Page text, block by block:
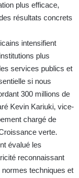
plus efficace,
résultats concrets
intensifient
plus
services publics et
si nous
300 millions de
Kevin Kariuki, vice-
chargé de
verte.
évalué les
reconnaissant
normes techniques et